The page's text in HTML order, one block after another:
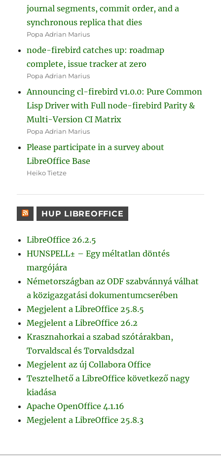
journal segments, commit order, and a
synchronous replica that dies
Popa Adrian Marius
node-firebird catches up: roadmap
complete, issue tracker at zero
Popa Adrian Marius
Announcing cl-firebird v1.0.0: Pure Common
Lisp Driver with Full node-firebird Parity &
Multi-Version CI Matrix
Popa Adrian Marius
Please participate in a survey about
LibreOffice Base
Heiko Tietze
HUP LIBREOFFICE
LibreOffice 26.2.5
HUNSPELL± – Egy méltatlan döntés
margójára
Németországban az ODF szabvánnyá válhat
a közigazgatási dokumentumcserében
Megjelent a LibreOffice 25.8.5
Megjelent a LibreOffice 26.2
Krasznahorkai a szabad szótárakban,
Torvaldscal és Torvaldsdzal
Megjelent az új Collabora Office
Tesztelhető a LibreOffice következő nagy
kiadása
Apache OpenOffice 4.1.16
Megjelent a LibreOffice 25.8.3